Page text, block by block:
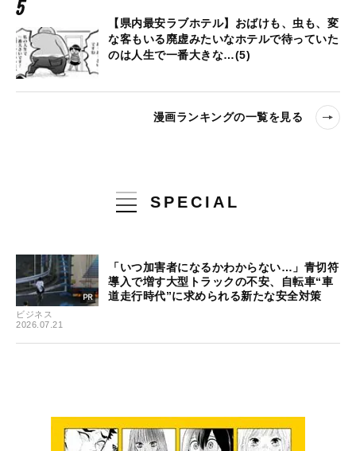
【県内最安ラブホテル】おばけも、虫も、変
な客もいる廃虚みたいなホテルで待っていた
のは人生で一番大きな…(5)
漫画ランキングの一覧を見る
SPECIAL
ビジネス
2026.07.21
「いつ加害者になるかわからない…」青切符
導入で増す大型トラックの不安、自転車“車
道走行時代”に求められる新たな安全対策